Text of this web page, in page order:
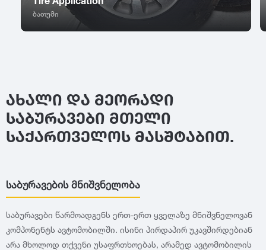
395
R13
R14
R15
R19
R20
R21
R22
BFGoodrich
Cooper
Nexen
Maxxis
2014
2011
2009
2008
ბათუმი
ᲐᲮᲐᲚᲘ ᲓᲐ ᲛᲔᲝᲠᲐᲓᲘ
ᲡᲐᲑᲣᲠᲐᲕᲔᲑᲘ ᲛᲗᲔᲚᲘ
ᲡᲐᲥᲐᲠᲗᲕᲔᲚᲝᲡ ᲛᲐᲡᲨᲢᲐᲑᲘᲗ.
საბურავების მნიშვნელობა
საბურავები წარმოადგენს ერთ-ერთ ყველაზე მნიშვნელოვან
კომპონენტს ავტომობილში. ისინი პირდაპირ უკავშირდებიან
არა მხოლოდ თქვენი უსაფრთხოებას, არამედ ავტომობილის